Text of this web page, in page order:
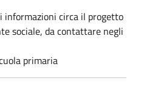
informazioni circa il progetto
sociale, da contattare negli
primaria